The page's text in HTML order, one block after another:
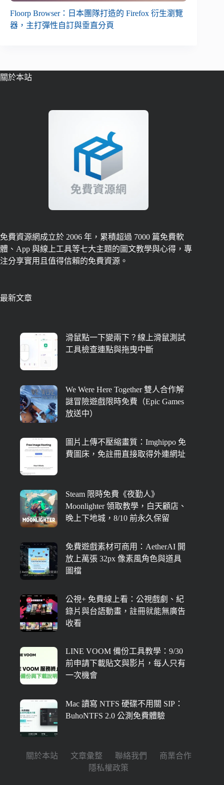
Floorp Browser：日本團隊打造的 Firefox 衍生瀏覽
器，主打彈性自訂與垂直分頁
關於本站
免費資源網成立於 2006 年，累積超過 7000 篇免費軟
體、App 與線上工具等七大主題的圖文教學與心得，專
注分享實用且值得信賴的免費資源。
最新文章
滑鼠點一下變兩下？線上滑鼠測試
工具檢查連點與拖曳中斷
We Were Here Together 雙人合作解
謎冒險遊戲限時免費（Epic Games
放送中）
圖片上傳不壓縮畫質：Imghippo 免
費圖床，免註冊直接取得外連網址
Steam 限時免費《夜勤人》
Moonlighter 領取教學，白天顧店、
晚上下地城，8/10 前永久保留
免費遊戲素材可商用：AetherAI 開
放上萬張 32px 像素風角色與道具
圖檔
公視+ 免費線上看：公視戲劇、紀
錄片與台語動畫，註冊就能無廣告
收看
LINE VOOM 備份工具教學：9/30
前申請下載貼文與影片，每人只有
一次機會
Mac 讀寫 NTFS 硬碟不用關 SIP：
BuhoNTFS 2.0 公測免費體驗
關於本站 文章彙整 聯絡我們
商業合作
隱私權政策